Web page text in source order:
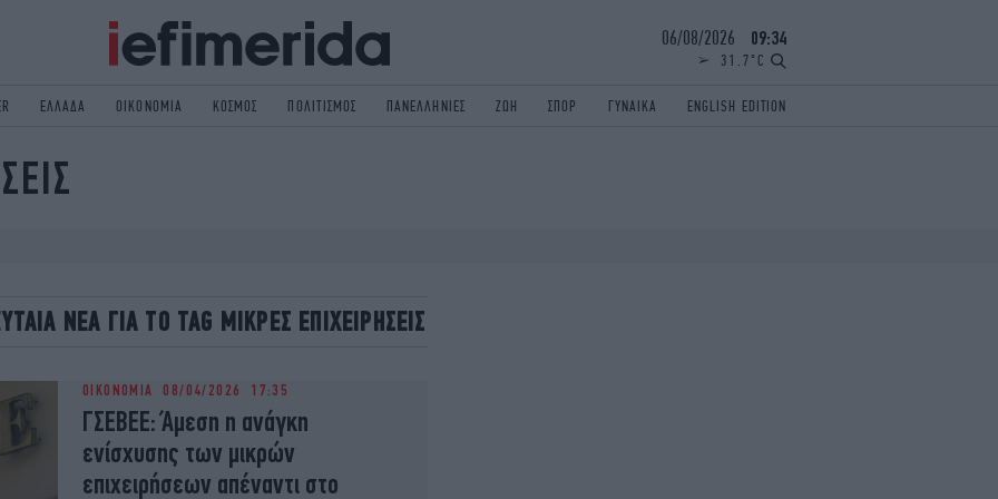
06/08/2026 09:34
31.7°C
ΕΛΛΑΔΑ ΟΙΚΟΝΟΜΙΑ ΚΟΣΜΟΣ ΠΟΛΙΤΙΣΜΟΣ ΠΑΝΕΛΛΗΝΙΕΣ ΖΩΗ ΣΠΟΡ ΓΥΝΑΙΚΑ ENGLISH EDITION
PODCAST
OCEAN MEDIA
ΝΕΑ ΓΙΑ ΤΟ TAG ΜΙΚΡΕΣ ΕΠΙΧΕΙΡΗΣΕΙΣ
ΟΙΚΟΝΟΜΙΑ 08/04/2026 17:35
ΓΣΕΒΕΕ: Άμεση η ανάγκη
ενίσχυσης των μικρών
επιχειρήσεων απέναντι στο